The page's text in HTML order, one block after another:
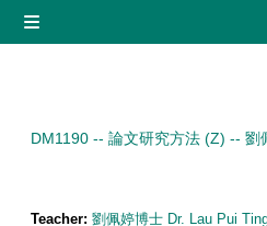
DM1190 -- 論文研究方法 (Z) -- 劉
Teacher: 劉佩婷博士 Dr. Lau Pui